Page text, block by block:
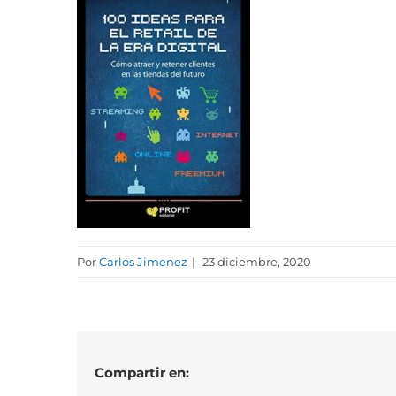
PorCarlos Jimenez | 23 diciembre, 2020
Compartir en: